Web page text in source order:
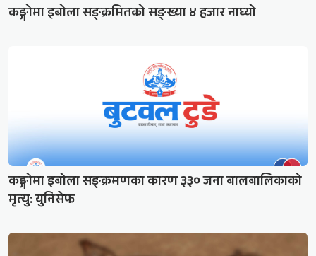
कङ्गोमा इबोला सङ्क्रमितको सङ्ख्या ४ हजार नाघ्यो
कङ्गोमा इबोला सङ्क्रमणका कारण ३३० जना बालबालिकाको
मृत्यु: युनिसेफ